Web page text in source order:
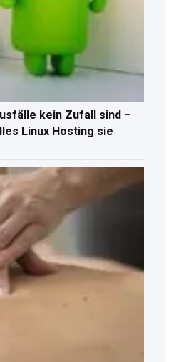
kein Zufall sind –
Linux Hosting sie